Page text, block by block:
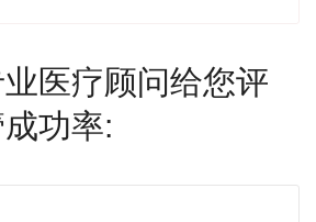
医疗顾问给您评
功率: